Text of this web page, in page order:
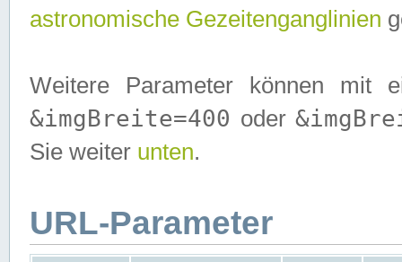
astronomische Gezeitenganglinien
Weitere Parameter können mit
&imgBreite=400 oder
Sie weiter unten.
URL-Parameter